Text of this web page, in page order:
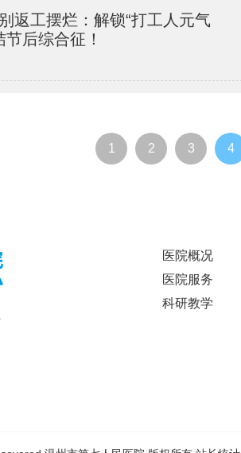
返工摆烂：解锁“打工人元气
后综合征！
1 2 3 4
医院概况
医院服务
科研教学